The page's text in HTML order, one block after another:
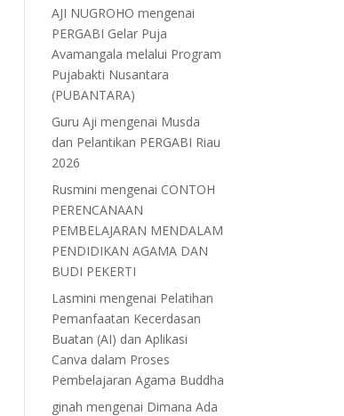
AJI NUGROHO mengenai
PERGABI Gelar Puja
Avamangala melalui Program
Pujabakti Nusantara
(PUBANTARA)
Guru Aji mengenai Musda
dan Pelantikan PERGABI Riau
2026
Rusmini mengenai CONTOH
PERENCANAAN
PEMBELAJARAN MENDALAM
PENDIDIKAN AGAMA DAN
BUDI PEKERTI
Lasmini mengenai Pelatihan
Pemanfaatan Kecerdasan
Buatan (AI) dan Aplikasi
Canva dalam Proses
Pembelajaran Agama Buddha
ginah mengenai Dimana Ada